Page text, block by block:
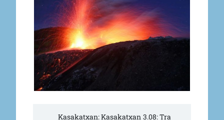
Kasakatxan: Kasakatxan 3.08: Tra